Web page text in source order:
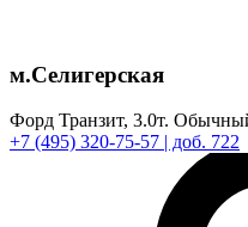
м.Селигерская
Форд Транзит, 3.0т.
+7 (495) 320-75-57 | доб. 722